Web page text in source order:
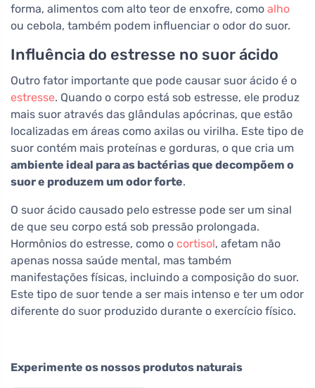
forma, alimentos com alto teor de enxofre, como alho
ou cebola, também podem influenciar o odor do suor.
Influência do estresse no suor ácido
Outro fator importante que pode causar suor ácido é o
estresse. Quando o corpo está sob estresse, ele produz
mais suor através das glândulas apócrinas, que estão
localizadas em áreas como axilas ou virilha. Este tipo de
suor contém mais proteínas e gorduras, o que cria um
ambiente ideal para as bactérias que decompõem o
suor e produzem um odor forte.
O suor ácido causado pelo estresse pode ser um sinal
de que seu corpo está sob pressão prolongada.
Hormônios do estresse, como o cortisol, afetam não
apenas nossa saúde mental, mas também
manifestações físicas, incluindo a composição do suor.
Este tipo de suor tende a ser mais intenso e ter um odor
diferente do suor produzido durante o exercício físico.
Experimente os nossos produtos naturais